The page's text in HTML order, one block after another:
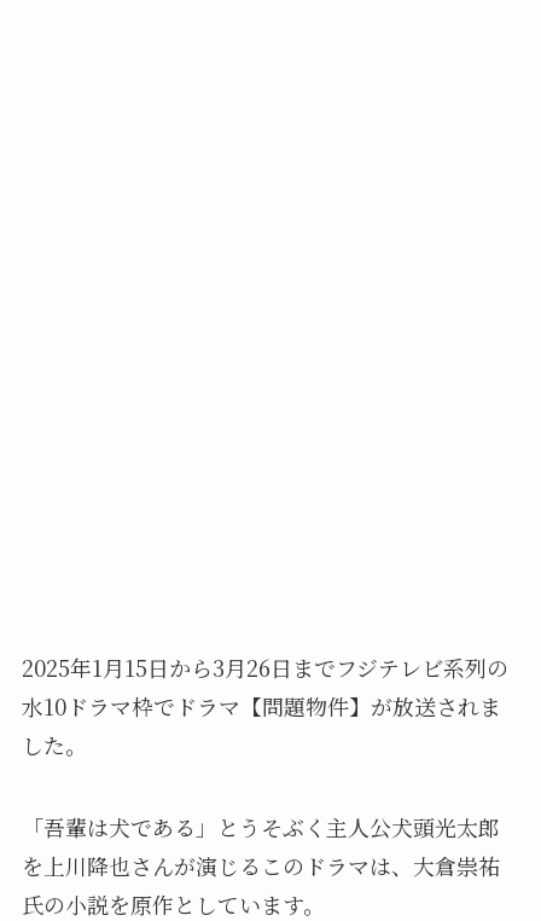
2025年1月15日から3月26日までフジテレビ系列の
水10ドラマ枠でドラマ【問題物件】が放送されま
した。
「吾輩は犬である」とうそぶく主人公犬頭光太郎
を上川降也さんが演じるこのドラマは、大倉祟祐
氏の小説を原作としています。